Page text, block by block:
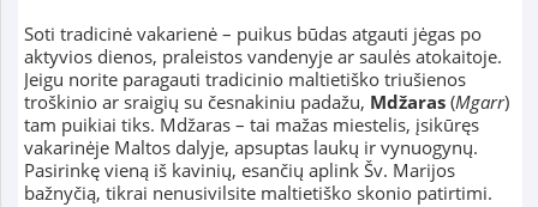
Soti tradicinė vakarienė – puikus būdas atgauti jėgas po
aktyvios dienos, praleistos vandenyje ar saulės atokaitoje.
Jeigu norite paragauti tradicinio maltietiško triušienos
troškinio ar sraigių su česnakiniu padažu, Mdžaras(Mgarr)
tam puikiai tiks. Mdžaras – tai mažas miestelis, įsikūręs
vakarinėje Maltos dalyje, apsuptas laukų ir vynuogynų.
Pasirinkę vieną iš kavinių, esančių aplink Šv. Marijos
bažnyčią, tikrai nenusivilsite maltietiško skonio patirtimi.